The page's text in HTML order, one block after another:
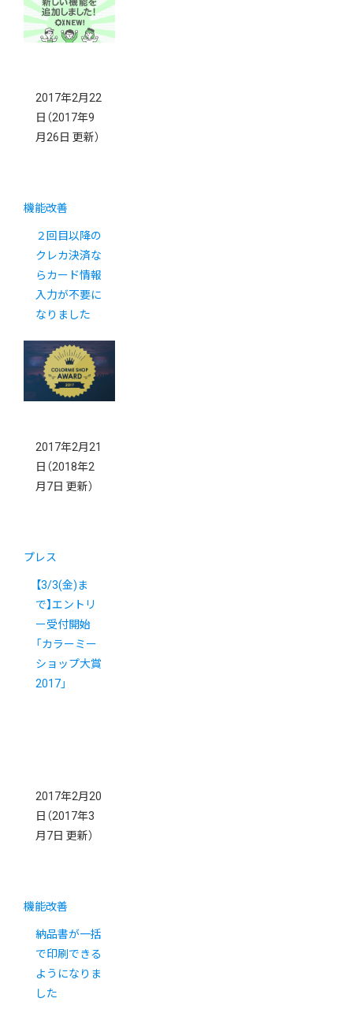
2017年2月22
日 （2017年9
月26日 更新）
機能改善
２回目以降の
クレカ決済な
らカード情報
入力が不要に
なりました
2017年2月21
日 （2018年2
月7日 更新）
プレス
【3/3(金)ま
で】エントリ
ー受付開始
「カラーミー
ショップ大賞
2017」
2017年2月20
日 （2017年3
月7日 更新）
機能改善
納品書が一括
で印刷できる
ようになりま
した